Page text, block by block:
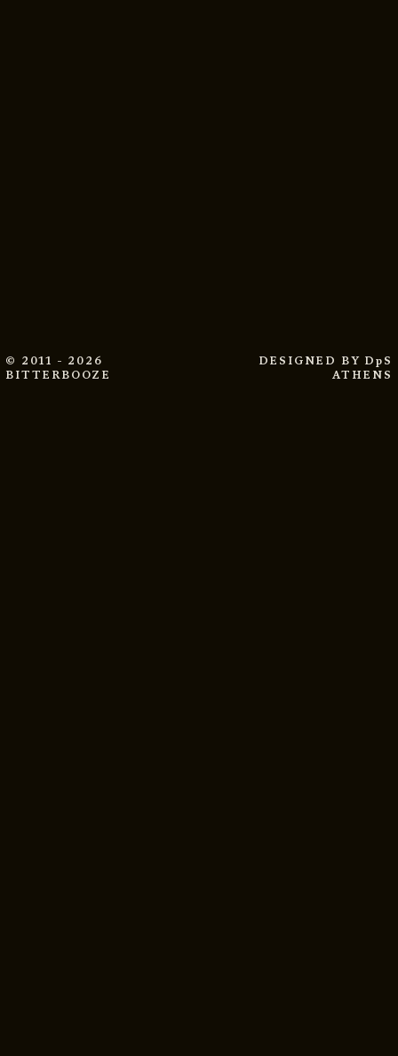
© 2011 - 2026
BITTERBOOZE
DESIGNED BY DpS
ATHENS